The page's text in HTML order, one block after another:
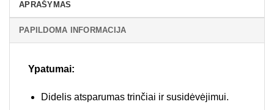
APRAŠYMAS
PAPILDOMA INFORMACIJA
Ypatumai:
Didelis atsparumas trinčiai ir susidėvėjimui.